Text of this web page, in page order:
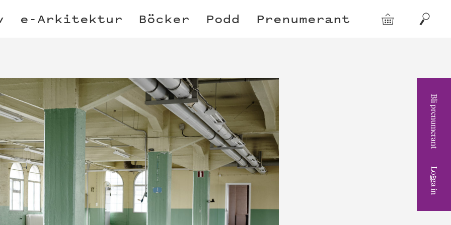
e-Arkitektur Böcker Podd Prenumerant Varukorg Sök
Bli prenumerant
Logga in